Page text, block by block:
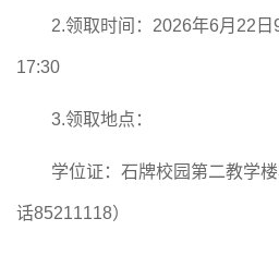
2.领取时间：2026年6月 22 日
17:30
3.领取地点：
学位证：石牌校园第二教学楼
话85211118）